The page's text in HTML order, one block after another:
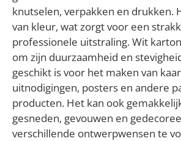
knutselen, verpakken en drukken.
van kleur, wat zorgt voor een
professionele uitstraling. Wit
om zijn duurzaamheid en
geschikt is voor het maken van
uitnodigingen, posters en andere
producten. Het kan ook
gesneden, gevouwen en
verschillende ontwerpwensen te